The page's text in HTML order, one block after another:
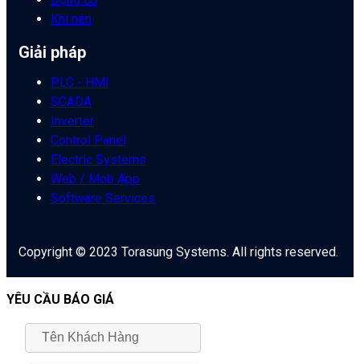
Khí nén
Giải pháp
PLC - HMI
SCADA
Inverter
Control Panel
Electric Systems
Web / Mob App
Software Services
Copyright © 2023 Torasung Systems. All rights reserved.
YÊU CẦU BÁO GIÁ